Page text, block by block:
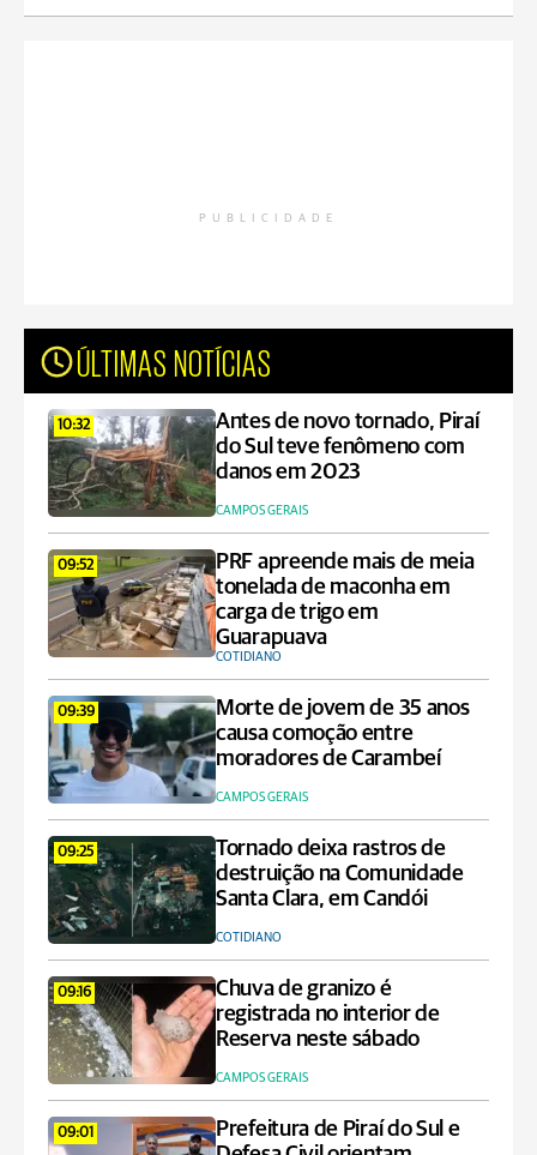
PUBLICIDADE
ÚLTIMAS NOTÍCIAS
10:32
Antes de novo tornado, Piraí
do Sul teve fenômeno com
danos em 2023
CAMPOS GERAIS
09:52
PRF apreende mais de meia
tonelada de maconha em
carga de trigo em
Guarapuava
COTIDIANO
09:39
Morte de jovem de 35 anos
causa comoção entre
moradores de Carambeí
CAMPOS GERAIS
09:25
Tornado deixa rastros de
destruição na Comunidade
Santa Clara, em Candói
COTIDIANO
09:16
Chuva de granizo é
registrada no interior de
Reserva neste sábado
CAMPOS GERAIS
09:01
Prefeitura de Piraí do Sul e